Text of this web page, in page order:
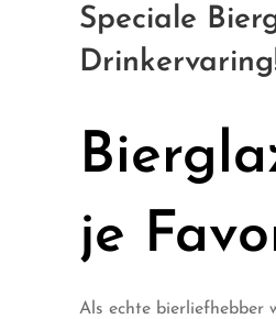
Speciale
je
Als echte bierliefhebber